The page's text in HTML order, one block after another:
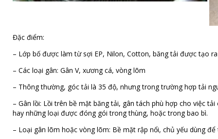
Đặc điểm:
– Lớp bố được làm từ sợi EP, Nilon, Cotton, băng tải được tạo
– Các loại gân: Gân V, xương cá, vòng lõm
– Thông thường, góc tải là 35 độ, nhưng trong trường hợp tải
– Gân lồi: Lồi trên bề mặt băng tải, gân tách phù hợp cho việc
hay những loại được đóng gói trong thùng, hoặc trong bao bì.
– Loại gân lõm hoặc vòng lõm: Bề mặt rập nổi, chủ yếu dùng